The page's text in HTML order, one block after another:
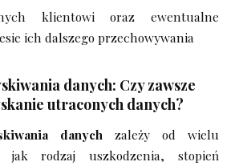
klientowi oraz ewentualne
ich dalszego przechowywania
danych: Czy zawsze
utraconych danych?
danych zależy od wielu
jak rodzaj uszkodzenia, stopień